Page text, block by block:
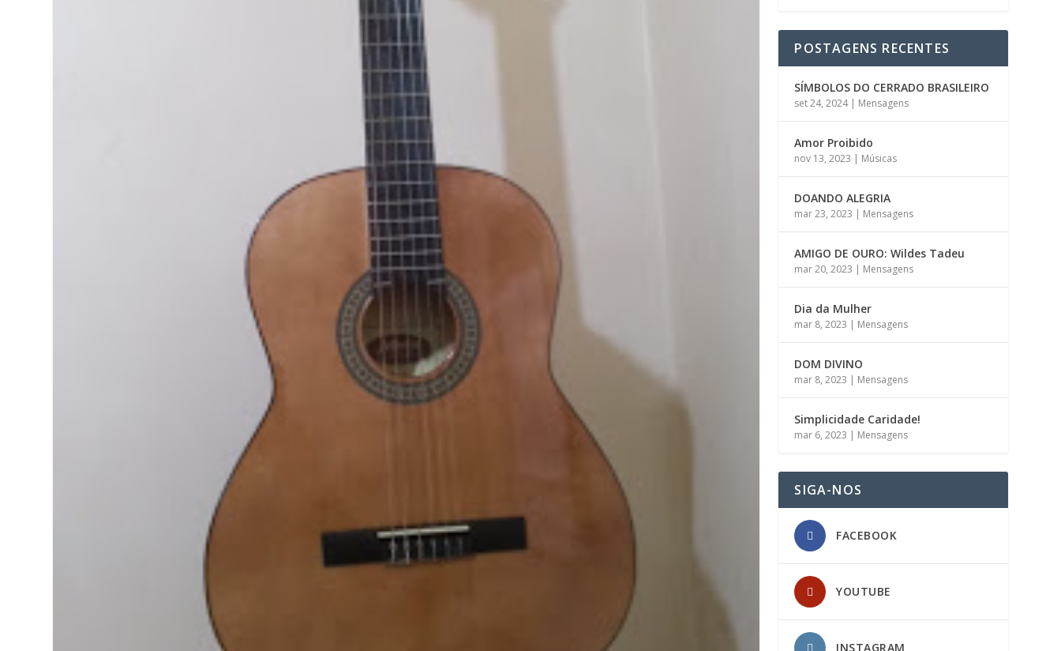
POSTAGENS RECENTES
SÍMBOLOS DO CERRADO BRASILEIRO
set 24, 2024| Mensagens
Amor Proibido
nov 13, 2023 | Músicas
DOANDO ALEGRIA
mar 23, 2023 | Mensagens
AMIGO DE OURO: Wildes Tadeu
mar 20, 2023 | Mensagens
Dia da Mulher
mar 8, 2023 | Mensagens
DOM DIVINO
mar 8, 2023 | Mensagens
Simplicidade Caridade!
mar 6, 2023 | Mensagens
SIGA-NOS
FACEBOOK
YOUTUBE
INSTAGRAM